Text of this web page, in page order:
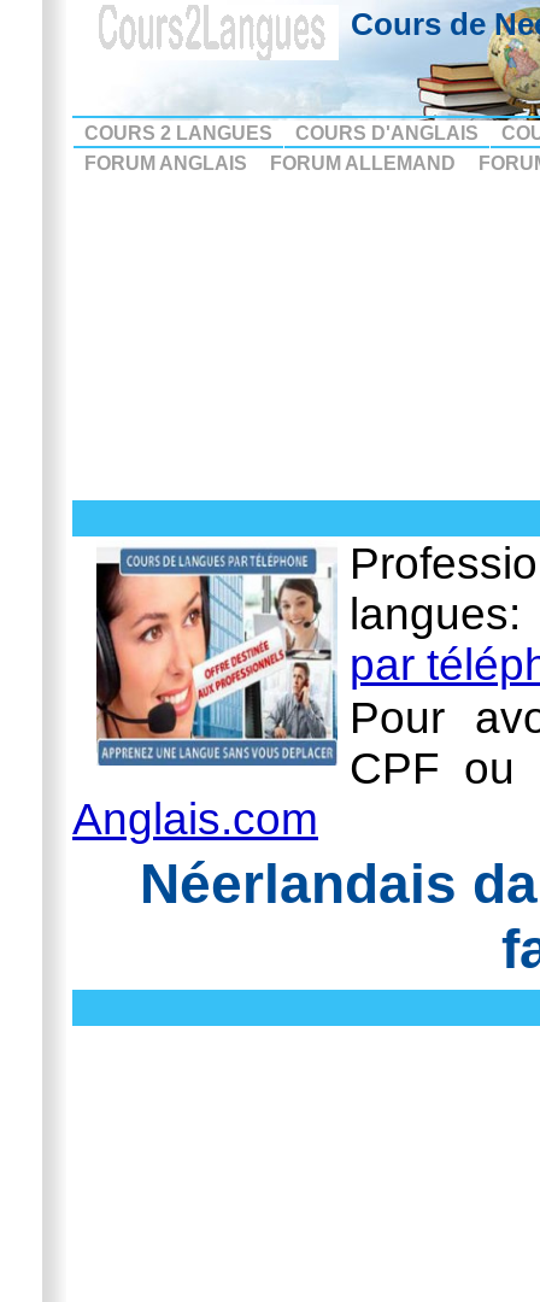
Cours de
COURS 2 LANGUES COURS D'ANGLAIS
FORUM ANGLAIS
FORUM ALLEMAND
par
Pour
CPF ou
Anglais.com
Néerlandais